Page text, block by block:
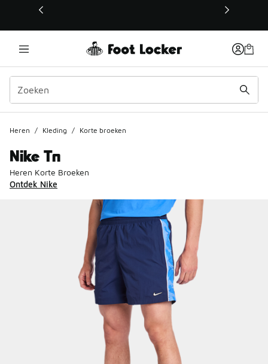
Deze link wordt geopend in een nieuw venster
Heren / Kleding / Korte broeken
Nike Tn
Heren Korte Broeken
Ontdek Nike